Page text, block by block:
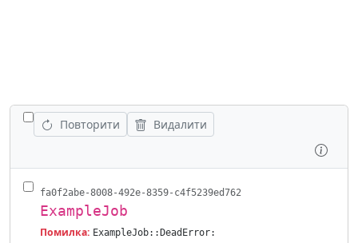
ПОКАЗАТИ ВСІ РОБОТИ
Повторити
Видалити
fa0f2abe-8008-492e-8359-c4f5239ed762
ExampleJob
Помилка: ExampleJob::DeadError: